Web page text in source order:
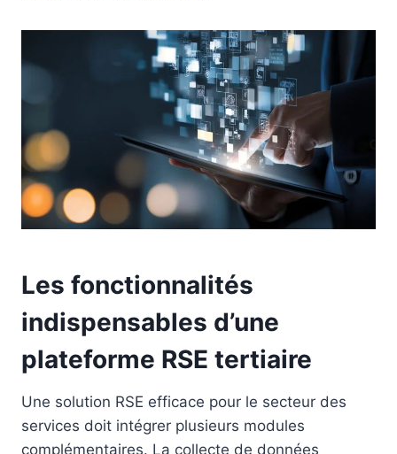
Les fonctionnalités
indispensables d’une
plateforme RSE tertiaire
Une solution RSE efficace pour le secteur des
services doit intégrer plusieurs modules
complémentaires. La collecte de données